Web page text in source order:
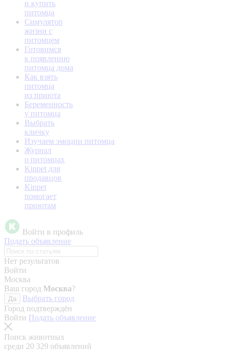
и купить
питомца
Симулятор
жизни с
питомцем
Готовимся
к появлению
питомца дома
Как взять
питомца
из приюта
Беременность
у питомца
Выбрать
кличку
Изучаем эмоции питомца
Журнал
о питомцах
Kinpet для
продавцов
Kinpet
помогает
приютам
Войти в профиль
Подать объявление
Нет результатов
Войти
Москва
Ваш город Москва?
Да
Выбрать город
Город подтверждён
Войти Подать объявление
Поиск животных
среди 20 329 объявлений